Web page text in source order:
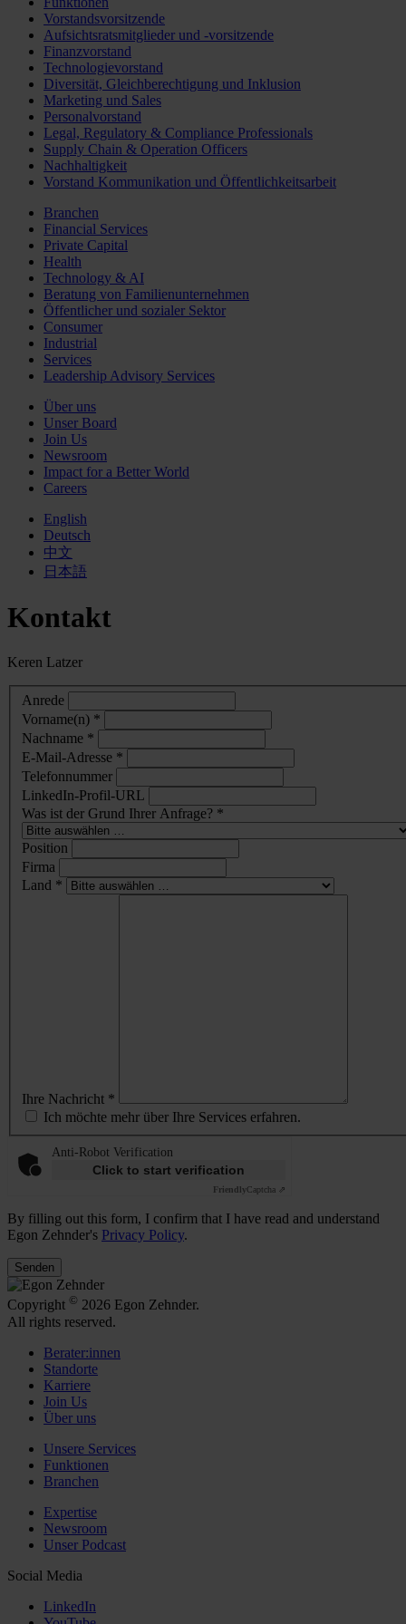
Vorstandsvorsitzende
Aufsichtsratsmitglieder und -vorsitzende
Finanzvorstand
Technologievorstand
Diversität, Gleichberechtigung und Inklusion
Marketing und Sales
Personalvorstand
Legal, Regulatory & Compliance Professionals
Supply Chain & Operation Officers
Nachhaltigkeit
Vorstand Kommunikation und Öffentlichkeitsarbeit
Branchen
Financial Services
Private Capital
Health
Technology & AI
Beratung von Familienunternehmen
Öffentlicher und sozialer Sektor
Consumer
Industrial
Services
Leadership Advisory Services
Über uns
Unser Board
Join Us
Newsroom
Impact for a Better World
Careers
English
Deutsch
中文
日本語
Kontakt
Keren Latzer
Anrede
Vorname(n) *
Nachname *
E-Mail-Adresse *
Telefonnummer
LinkedIn-Profil-URL
Was ist der Grund Ihrer Anfrage? *
Position
Firma
Land *
Ihre Nachricht *
Ich möchte mehr über Ihre Services erfahren.
Anti-Robot Verification
Click to start verification
FriendlyCaptcha ⇗
By filling out this form, I confirm that I have read and understand
Egon Zehnder's Privacy Policy.
Senden
Copyright © 2026 Egon Zehnder.
All rights reserved.
Berater:innen
Standorte
Karriere
Join Us
Über uns
Unsere Services
Funktionen
Branchen
Expertise
Newsroom
Unser Podcast
Social Media
LinkedIn